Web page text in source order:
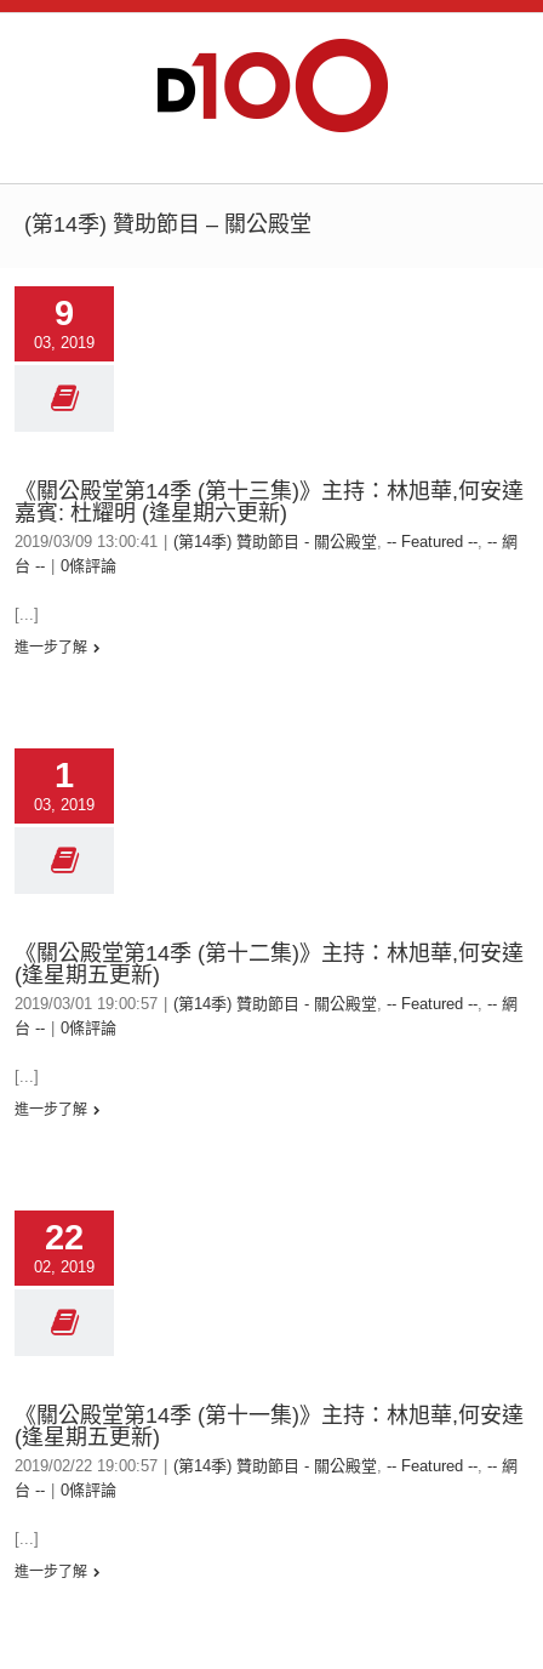
(第14季) 贊助節目 – 關公殿堂
9
03, 2019
《關公殿堂第14季 (第十三集)》主持：林旭華,何安達
嘉賓: 杜耀明 (逢星期六更新)
2019/03/09 13:00:41 (第14季) 贊助節目 - 關公殿堂, -- Featured --, -- 網
台 --
0條評論
[...]
進一步了解
1
03, 2019
《關公殿堂第14季 (第十二集)》主持：林旭華,何安達
(逢星期五更新)
2019/03/01 19:00:57 (第14季) 贊助節目 - 關公殿堂, -- Featured --, -- 網
台 --
0條評論
[...]
進一步了解
22
02, 2019
《關公殿堂第14季 (第十一集)》主持：林旭華,何安達
(逢星期五更新)
2019/02/22 19:00:57 (第14季) 贊助節目 - 關公殿堂, -- Featured --, -- 網
台 --
0條評論
[...]
進一步了解